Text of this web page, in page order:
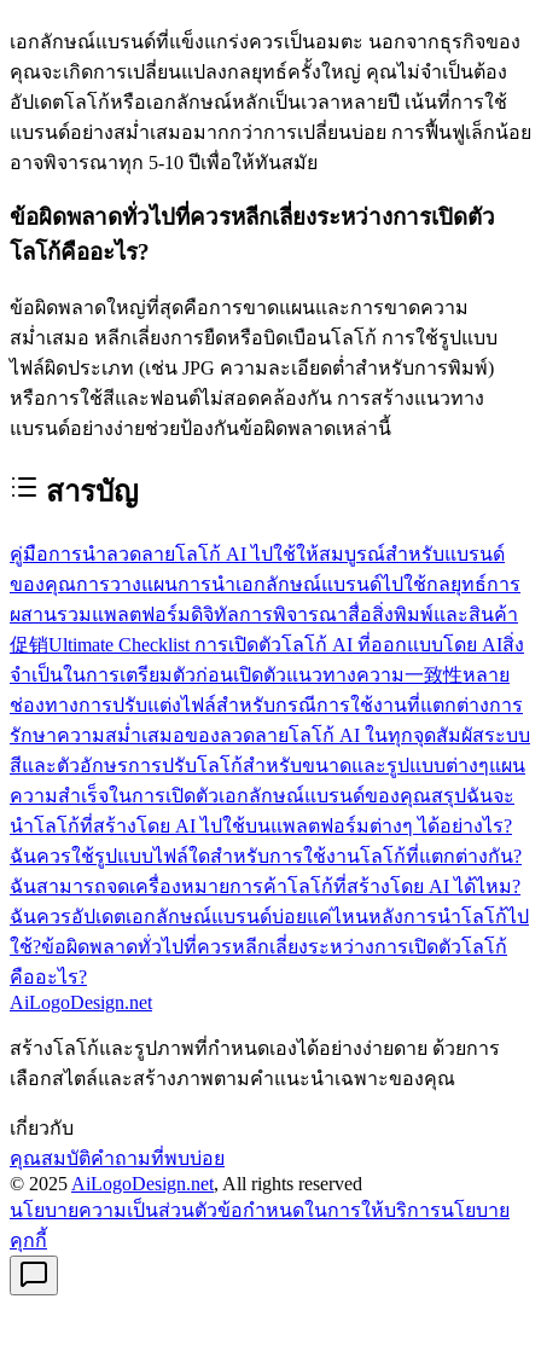
เอกลักษณ์แบรนด์ที่แข็งแกร่งควรเป็นอมตะ นอกจากธุรกิจของ
คุณจะเกิดการเปลี่ยนแปลงกลยุทธ์ครั้งใหญ่ คุณไม่จำเป็นต้อง
อัปเดตโลโก้หรือเอกลักษณ์หลักเป็นเวลาหลายปี เน้นที่การใช้
แบรนด์อย่างสม่ำเสมอมากกว่าการเปลี่ยนบ่อย การฟื้นฟูเล็กน้อย
อาจพิจารณาทุก 5-10 ปีเพื่อให้ทันสมัย
ข้อผิดพลาดทั่วไปที่ควรหลีกเลี่ยงระหว่างการเปิดตัว
โลโก้คืออะไร?
ข้อผิดพลาดใหญ่ที่สุดคือการขาดแผนและการขาดความ
สม่ำเสมอ หลีกเลี่ยงการยืดหรือบิดเบือนโลโก้ การใช้รูปแบบ
ไฟล์ผิดประเภท (เช่น JPG ความละเอียดต่ำสำหรับการพิมพ์)
หรือการใช้สีและฟอนต์ไม่สอดคล้องกัน การสร้างแนวทาง
แบรนด์อย่างง่ายช่วยป้องกันข้อผิดพลาดเหล่านี้
สารบัญ
คู่มือการนำลวดลายโลโก้ AI ไปใช้ให้สมบูรณ์สำหรับแบรนด์
ของคุณการวางแผนการนำเอกลักษณ์แบรนด์ไปใช้กลยุทธ์การ
ผสานรวมแพลตฟอร์มดิจิทัลการพิจารณาสื่อสิ่งพิมพ์และสินค้า
促销Ultimate Checklist การเปิดตัวโลโก้ AI ที่ออกแบบโดย AIสิ่ง
จำเป็นในการเตรียมตัวก่อนเปิดตัวแนวทางความ一致性หลาย
ช่องทางการปรับแต่งไฟล์สำหรับกรณีการใช้งานที่แตกต่างการ
รักษาความสม่ำเสมอของลวดลายโลโก้ AI ในทุกจุดสัมผัสระบบ
สีและตัวอักษรการปรับโลโก้สำหรับขนาดและรูปแบบต่างๆแผน
ความสำเร็จในการเปิดตัวเอกลักษณ์แบรนด์ของคุณสรุปฉันจะ
นำโลโก้ที่สร้างโดย AI ไปใช้บนแพลตฟอร์มต่างๆ ได้อย่างไร?
ฉันควรใช้รูปแบบไฟล์ใดสำหรับการใช้งานโลโก้ที่แตกต่างกัน?
ฉันสามารถจดเครื่องหมายการค้าโลโก้ที่สร้างโดย AI ได้ไหม?
ฉันควรอัปเดตเอกลักษณ์แบรนด์บ่อยแค่ไหนหลังการนำโลโก้ไป
ใช้?ข้อผิดพลาดทั่วไปที่ควรหลีกเลี่ยงระหว่างการเปิดตัวโลโก้
คืออะไร?
AiLogoDesign.net
สร้างโลโก้และรูปภาพที่กำหนดเองได้อย่างง่ายดาย ด้วยการ
เลือกสไตล์และสร้างภาพตามคำแนะนำเฉพาะของคุณ
เกี่ยวกับ
คุณสมบัติคำถามที่พบบ่อย
© 2025 AiLogoDesign.net, All rights reserved
นโยบายความเป็นส่วนตัวข้อกำหนดในการให้บริการนโยบาย
คุกกี้